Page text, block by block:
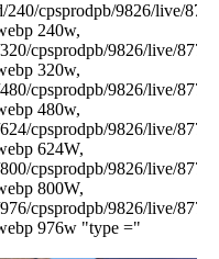
240/cpsprodpb/9826/live/
240w,
cpsprodpb/9826/live/
320w,
cpsprodpb/9826/live/
480w,
cpsprodpb/9826/live/
624W,
cpsprodpb/9826/live/
800W,
cpsprodpb/9826/live/
976w "type ="